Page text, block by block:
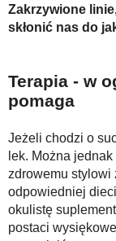
Zakrzywione
skłonić nas do
Terapia - w
pomaga
Jeżeli chodzi o
lek. Można
zdrowemu stylowi
odpowiedniej
okulistę
postaci